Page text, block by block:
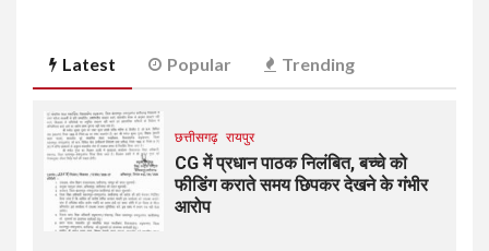
Latest Popular Trending
छत्तीसगढ़ रायपुर
CG में प्रधान पाठक निलंबित, बच्चे को
फीडिंग कराते समय छिपकर देखने के गंभीर
आरोप